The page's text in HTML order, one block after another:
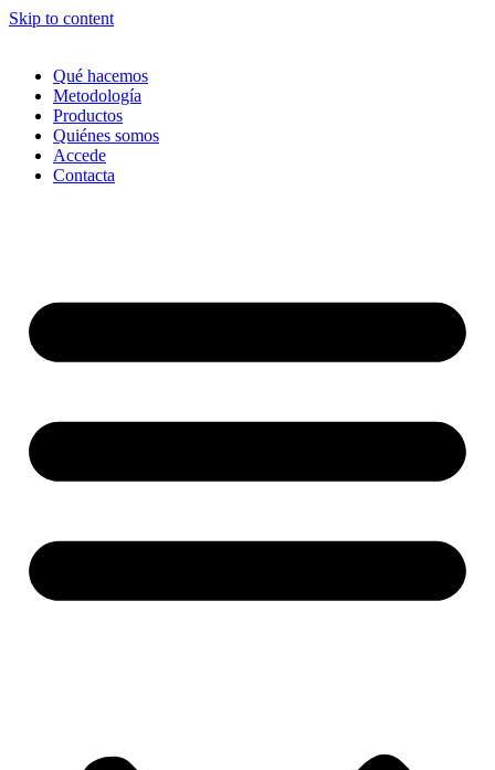
Skip to content
Qué hacemos
Metodología
Productos
Quiénes somos
Accede
Contacta